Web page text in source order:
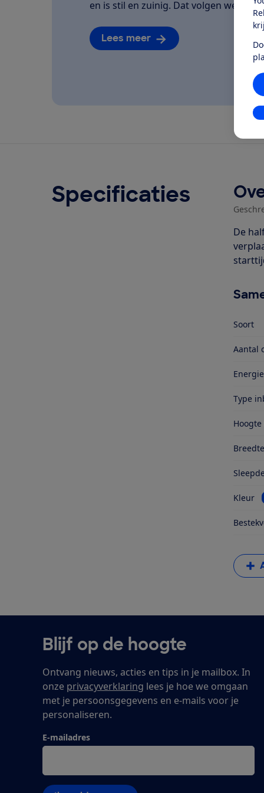
en is stil en zuinig. Dat volgen we van
Lees meer
Specificaties
De
Soort
Aantal
Type
Breedte
Kleur
Blijf op de hoogte
Ontvang nieuws, acties en tips in je mailbox. In
onze privacyverklaring lees je hoe we omgaan
met je persoonsgegevens en e-mails voor je
personaliseren.
E-mailadres